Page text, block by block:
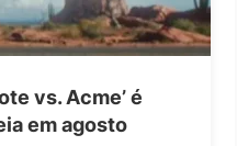
vs. Acme’ é
em agosto